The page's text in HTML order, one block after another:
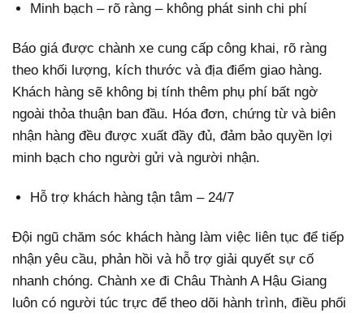
Minh bạch – rõ ràng – không phát sinh chi phí
Báo giá được chành xe cung cấp công khai, rõ ràng
theo khối lượng, kích thước và địa điểm giao hàng.
Khách hàng sẽ không bị tính thêm phụ phí bất ngờ
ngoài thỏa thuận ban đầu. Hóa đơn, chứng từ và biên
nhận hàng đều được xuất đầy đủ, đảm bảo quyền lợi
minh bạch cho người gửi và người nhận.
Hỗ trợ khách hàng tận tâm – 24/7
Đội ngũ chăm sóc khách hàng làm việc liên tục để tiếp
nhận yêu cầu, phản hồi và hỗ trợ giải quyết sự cố
nhanh chóng. Chành xe đi Châu Thành A Hậu Giang
luôn có người túc trực để theo dõi hành trình, điều phối